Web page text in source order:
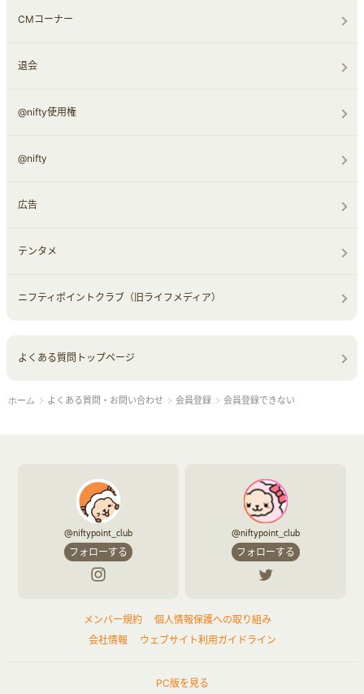
CMコーナー
退会
@nifty使用権
@nifty
広告
テンタメ
ニフティポイントクラブ（旧ライフメディア）
よくある質問トップページ
ホーム よくある質問・お問い合わせ 会員登録 会員登録できない
@niftypoint_club
フォローする
@niftypoint_club
フォローする
メンバー規約
個人情報保護への取り組み
会社情報
ウェブサイト利用ガイドライン
PC版を見る